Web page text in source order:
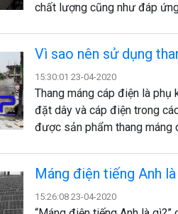
chất lượng cũng như đáp
Vì sao nên sử dụng
15:30:01 23-04-2020
Thang máng cáp điện là phụ
đặt dây và cáp điện trong
được sản phẩm thang máng
Máng điện tiếng Anh
15:26:08 23-04-2020